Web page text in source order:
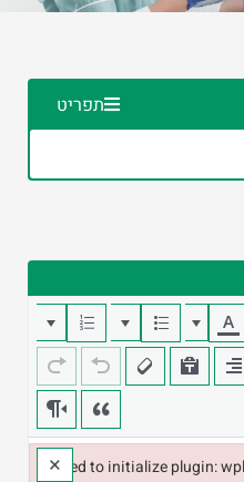
תפריט
Failed to initialize plugin:
×